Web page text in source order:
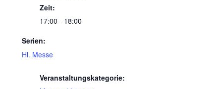
Zeit:
17:00 - 18:00
Serien:
Hl. Messe
Veranstaltungskategorie: